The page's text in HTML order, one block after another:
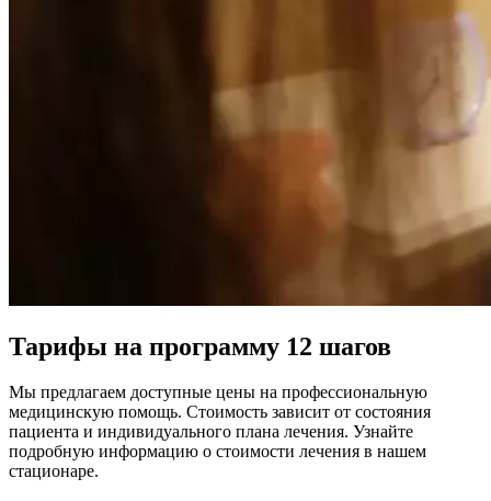
Тарифы на программу 12 шагов
Мы предлагаем доступные цены на профессиональную
медицинскую помощь. Стоимость зависит от состояния
пациента и индивидуального плана лечения. Узнайте
подробную информацию о стоимости лечения в нашем
стационаре.